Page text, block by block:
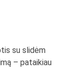
su slidėm
– pataikiau